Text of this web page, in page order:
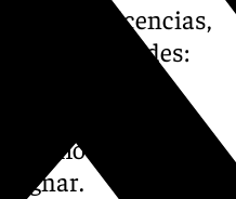
con 350 licencias,
especialidades:
buchona.
organizar en el
de clase